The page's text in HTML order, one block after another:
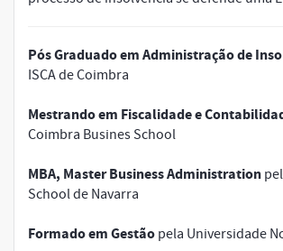
Pós Graduado em Administração de
ISCA de Coimbra
Mestrando em Fiscalidade e
Coimbra Busines School
MBA, Master Business Administration
School de Navarra
Formado em Gestão pela Universidade